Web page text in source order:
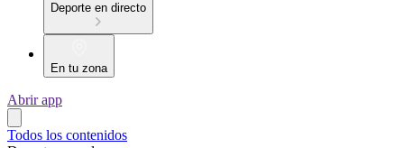
Deporte en directo
En tu zona
Abrir app
Todos los contenidos